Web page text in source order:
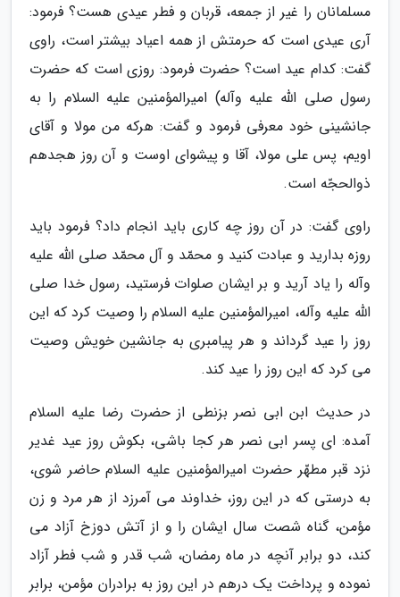
مسلمانان را غیر از جمعه، قربان و فطر عیدی هست؟ فرمود:
آری عیدی است که حرمتش از همه اعیاد بیشتر است، راوی
گفت: کدام عید است؟ حضرت فرمود: روزی است که حضرت
رسول صلی الله علیه وآله) امیرالمؤمنین علیه السلام را به
جانشینی خود معرفی فرمود و گفت: هرکه من مولا و آقای
اویم، پس علی مولا، آقا و پیشوای اوست و آن روز هجدهم
ذوالحجّه است.
راوی گفت: در آن روز چه کاری باید انجام داد؟ فرمود باید
روزه بدارید و عبادت کنید و محمّد و آل محمّد صلی الله علیه
وآله را یاد آرید و بر ایشان صلوات فرستید، رسول خدا صلی
الله علیه وآله، امیرالمؤمنین علیه السلام را وصیت کرد که این
روز را عید گرداند و هر پیامبری به جانشین خویش وصیت
می کرد که این روز را عید کند.
در حدیث ابن ابی نصر بزنطی از حضرت رضا علیه السلام
آمده: ای پسر ابی نصر هر کجا باشی، بکوش روز عید غدیر
نزد قبر مطهّر حضرت امیرالمؤمنین علیه السلام حاضر شوی،
به درستی که در این روز، خداوند می آمرزد از هر مرد و زن
مؤمن، گناه شصت سال ایشان را و از آتش دوزخ آزاد می
کند، دو برابر آنچه در ماه رمضان، شب قدر و شب فطر آزاد
نموده و پرداخت یک درهم در این روز به برادران مؤمن، برابر